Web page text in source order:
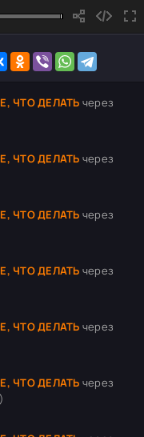
ЧТО ДЕЛАТЬ через
ЧТО ДЕЛАТЬ через
ЧТО ДЕЛАТЬ через
ЧТО ДЕЛАТЬ через
ЧТО ДЕЛАТЬ через
ЧТО ДЕЛАТЬ через